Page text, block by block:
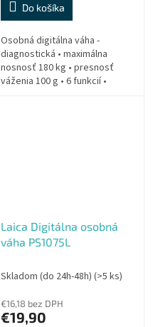
Do košíka
Osobná digitálna váha -
diagnostická • maximálna
nosnosť 180 kg • presnosť
váženia 100 g • 6 funkcií •
Laica Digitálna osobná
váha PS1075L
Skladom (do 24h-48h) (>5 ks)
€16,18 bez DPH
€19,90